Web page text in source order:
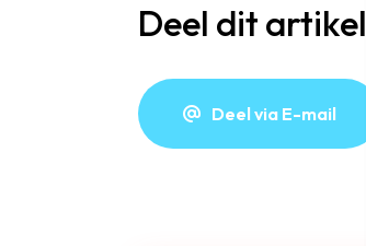
Deel dit artikel
Deel via E-mail